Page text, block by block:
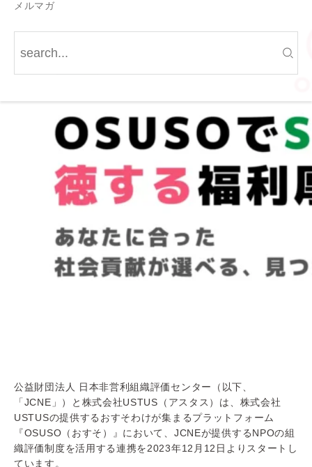
メルマガ
公益財団法人 日本非営利組織評価センター（以下、
「JCNE」）と株式会社USTUS（アスタス）は、株式会社
USTUSの提供するおすそわけが集まるプラットフォーム
『OSUSO（おすそ）』において、JCNEが提供するNPOの組
織評価制度を活用する連携を2023年12月12日よりスタートし
ています。